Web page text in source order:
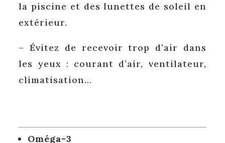
la piscine et des lunettes de soleil en
extérieur.
– Évitez de recevoir trop d’air dans
les yeux : courant d’air, ventilateur,
climatisation…
Oméga-3